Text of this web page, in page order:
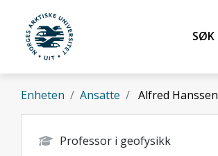
Gå til hovedinnhold
UiT Norges arktiske universitet
Søk
Enheten Ansatte Alfred Hanssen
Professor i geofysikk